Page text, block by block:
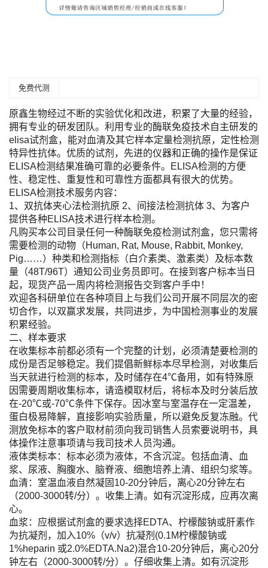
免费代测
原鑫生物经过不断的实验优化和改进，积累了大量的经验，
拥有专业的研发团队。利用专业的酶联免疫技术自主研发的
elisa试剂盒，能对血清及其它样本定量检测抗原，定性检测
特异性抗体。优质的试剂，先进的仪器和正确的操作是保证
ELISA检测结果准确可靠的必要条件。ELISA检测的方便
性、稳定性、重复性和可靠性方面都具有很大的优势。
ELISA检测技术服务内容：
1、双抗体夹心法检测抗原 2、间接法检测抗体 3、为客户
提供各种ELISA技术进行样本检测。
凡购买本公司目录任何一种酶联免疫检测试剂盒，您只需将
需要检测的动物（Human, Rat, Mouse, Rabbit, Monkey,
Pig……）种类和检测指标（白介素类、激素类）及标本数
量（48T/96T）通知公司业务员即可。在接到客户标本当日
起，现货产品一周内将检测报告交到客户手中！
欢迎各科研单位在各种项目上与我们公司开展不同层次的密
切合作，以双赢求发展，共同进步，为中国检测事业的发展
积累经验。
二、样本要求
在收集标本前都必须有一个完整的计划，必须清楚要检测的
成份是否足够稳定。我们提倡新鲜标本尽早检测，对收集后
当天就进行检测的标本，及时储存在4℃备用，如有特殊原
因需要周期收集标本，请造模取材后，将标本及时分装后放
在-20℃或-70℃条件下保存。因冰室与室温存在一定温差，
蛋白极易降解，直接影响实验质量，所以避免反复冻融。代
测放免标本的客户取材前须向我司销售人员索要说明书，具
体操作注意事项请与我司技术人员沟通。
液体类标本：标本必须为液体，不含沉淀。包括血清、血
浆、尿液、胸腹水、脑脊液、细胞培养上清、组织匀浆等。
血清：室温血液自然凝固10-20分钟后，离心20分钟左右
（2000-3000转/分）。收集上清。如有沉淀形成，应再次离
心。
血浆：应根据试剂盒的要求选择EDTA、柠檬酸钠或肝素作
为抗凝剂，加入10%（v/v）抗凝剂(0.1M柠檬酸钠或
1%heparin 或2.0%EDTA.Na2)混合10-20分钟后，离心20分
钟左右（2000-3000转/分）。仔细收集上清。如有沉淀形